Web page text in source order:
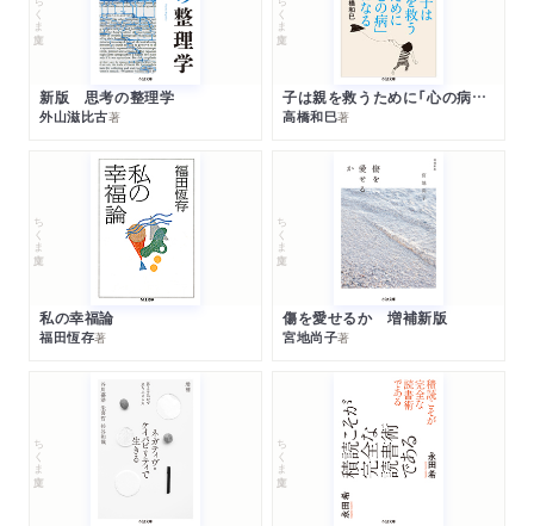
新版 思考の整理学
外山滋比古著
子は親を救うために「心の病」になる
高橋和巳著
ちくま文庫
私の幸福論
福田恆存著
ちくま文庫
傷を愛せるか 増補新版
宮地尚子著
ちくま文庫 ちくま文庫